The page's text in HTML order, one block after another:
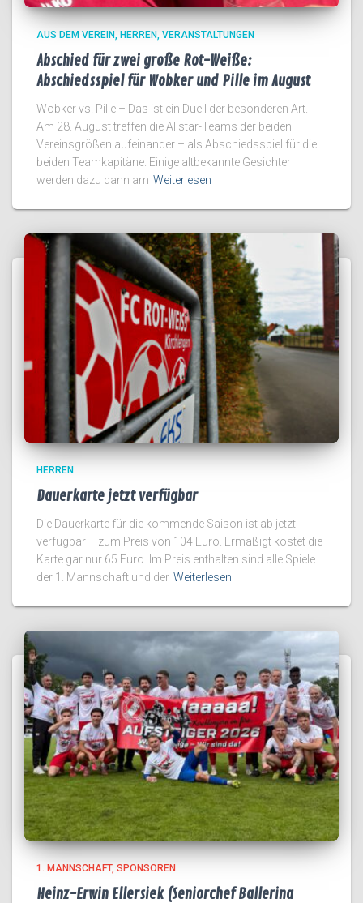
AUS DEM VEREIN HERREN VERANSTALTUNGEN
Abschied für zwei große Rot-Weiße:
Abschiedsspiel für Wobker und Pille im August
Wobker vs. Pille – Das ist ein Duell der besonderen Art.
Am 28. August treffen die Allstar-Teams der beiden
Vereinsgrößen aufeinander – als Abschiedsspiel für die
beiden Teamkapitäne. Einige altbekannte Gesichter
werden dazu dann am Weiterlesen
HERREN
Dauerkarte jetzt verfügbar
Die Dauerkarte für die kommende Saison ist ab jetzt
verfügbar – zum Preis von 104 Euro. Ermäßigt kostet die
Karte gar nur 65 Euro. Im Preis enthalten sind alle Spiele
der 1. Mannschaft und der Weiterlesen
1. MANNSCHAFT SPONSOREN
Heinz-Erwin Ellersiek (Seniorchef Ballerina